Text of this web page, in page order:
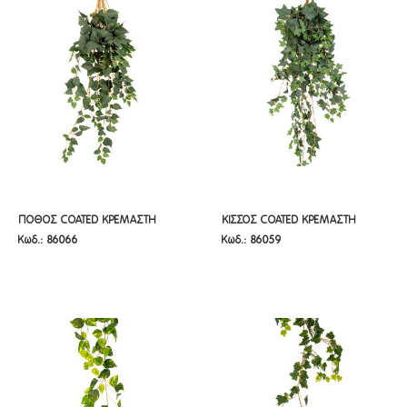
ΠΟΘΟΣ COATED ΚΡΕΜΑΣΤΗ
ΠΡΑΣΙΝΑΔΑ 70ΕΚ ΜΕ ΜΙΚΡΑ
ΠΟΘΟΣ COATED ΚΡΕΜΑΣΤΗ
ΠΡΑΣΙΝΑΔΑ 70ΕΚ ΜΕ ΜΙΚΡΑ
Κωδ.: 86066
ΚΙΣΣΟΣ COATED ΚΡΕΜΑΣΤΗ
ΠΡΑΣΙΝΑΔΑ 120ΕΚ
ΚΙΣΣΟΣ COATED ΚΡΕΜΑΣΤΗ
ΠΡΑΣΙΝΑΔΑ 120ΕΚ
Κωδ.: 86059